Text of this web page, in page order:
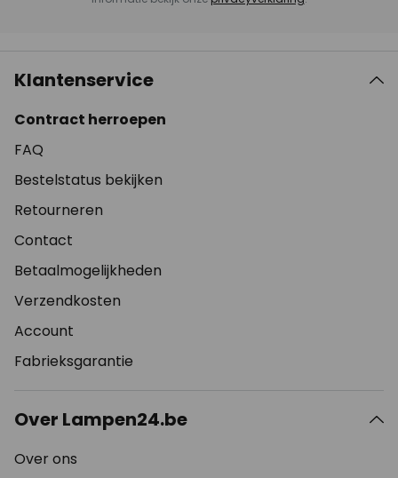
Klantenservice
Contract herroepen
FAQ
Bestelstatus bekijken
Retourneren
Contact
Betaalmogelijkheden
Verzendkosten
Account
Fabrieksgarantie
Over Lampen24.be
Over ons